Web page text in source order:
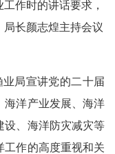
作时的讲话要求，
长颜志煌主持会议
局宣讲党的二十届
海洋产业发展、海洋
设、海洋防灾减灾等
工作的高度重视和关